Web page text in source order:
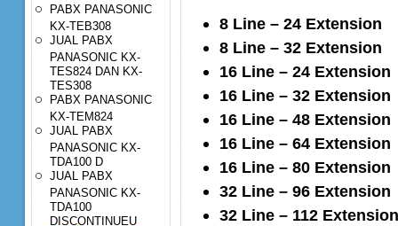
PABX PANASONIC
KX-TEB308
JUAL PABX
PANASONIC KX-
TES824 DAN KX-
TES308
PABX PANASONIC
KX-TEM824
JUAL PABX
PANASONIC KX-
TDA100 D
JUAL PABX
PANASONIC KX-
TDA100
DISCONTINUEU
8 Line – 24 Extension
8 Line – 32 Extension
16 Line – 24 Extension
16 Line – 32 Extension
16 Line – 48 Extension
16 Line – 64 Extension
16 Line – 80 Extension
32 Line – 96 Extension
32 Line – 112 Extension